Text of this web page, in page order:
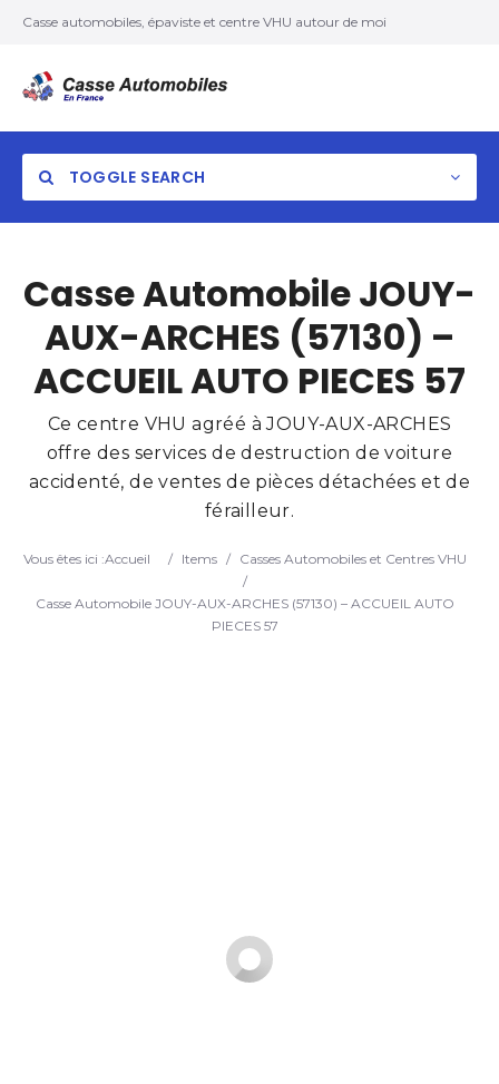
Casse automobiles, épaviste et centre VHU autour de moi
TOGGLE SEARCH
Casse Automobile JOUY-
AUX-ARCHES (57130) –
ACCUEIL AUTO PIECES 57
Ce centre VHU agréé à JOUY-AUX-ARCHES
offre des services de destruction de voiture
accidenté, de ventes de pièces détachées et de
férailleur.
Vous êtes ici :Accueil / Items / Casses Automobiles et Centres VHU
/
Casse Automobile JOUY-AUX-ARCHES (57130) – ACCUEIL AUTO
PIECES 57